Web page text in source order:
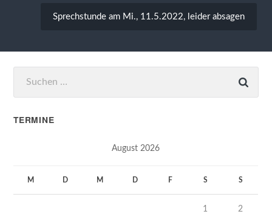
Sprechstunde am Mi., 11.5.2022, leider absagen
nach:
TERMINE
August 2026
M D M D F S S
1 2